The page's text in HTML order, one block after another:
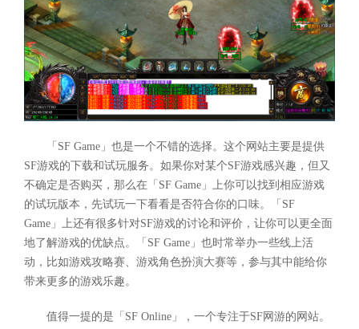
「SF Game」也是一个不错的选择。这个网站主要是提供
SF游戏的下载和试玩服务。如果你对某个SF游戏感兴趣，但又
不确定是否购买，那么在「SF Game」上你可以找到相应游戏
的试玩版本，先试玩一下看看是否符合你的口味。「SF
Game」上还有很多针对SF游戏的讨论和评价，让你可以更全面
地了解游戏的优缺点。「SF Game」也时常举办一些线上活
动，比如游戏攻略赛、游戏角色扮演大赛等，参与其中能给你
带来更多的游戏乐趣。
值得一提的是「SF Online」，一个专注于SF网游的网站。